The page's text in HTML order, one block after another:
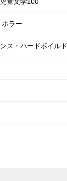
ラー
ス・ハードボイルド